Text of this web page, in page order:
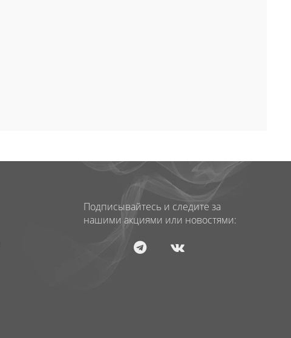
Подписывайтесь и следите за
нашими акциями или новостями: